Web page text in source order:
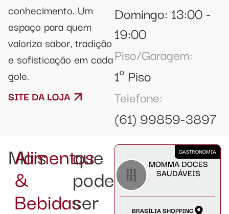
conhecimento. Um
espaço para quem
valoriza sabor, tradição
e sofisticação em cada
gole.
SITE DA LOJA
Domingo: 13:00 -
19:00
Piso/Garagem:
1º Piso
Telefone:
(61) 99859-3897
Mais
Alimentos
&
Bebidas
que
podem
ser
GASTRONOMIA
MOMMA DOCES
SAUDÁVEIS
BRASÍLIA SHOPPING